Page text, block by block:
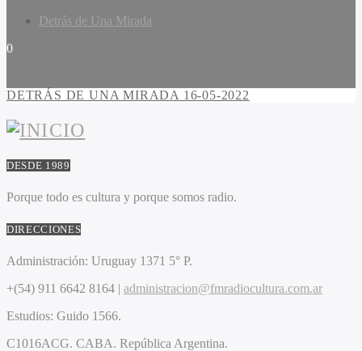
Detrás de Una Mirada
0
DETRÁS DE UNA MIRADA 16-05-2022
DESDE 1989
Porque todo es cultura y porque somos radio.
DIRECCIONES
Administración: Uruguay 1371 5° P.
+(54) 911 6642 8164 | administracion@fmradiocultura.com.ar
Estudios: Guido 1566.
C1016ACG. CABA. República Argentina.